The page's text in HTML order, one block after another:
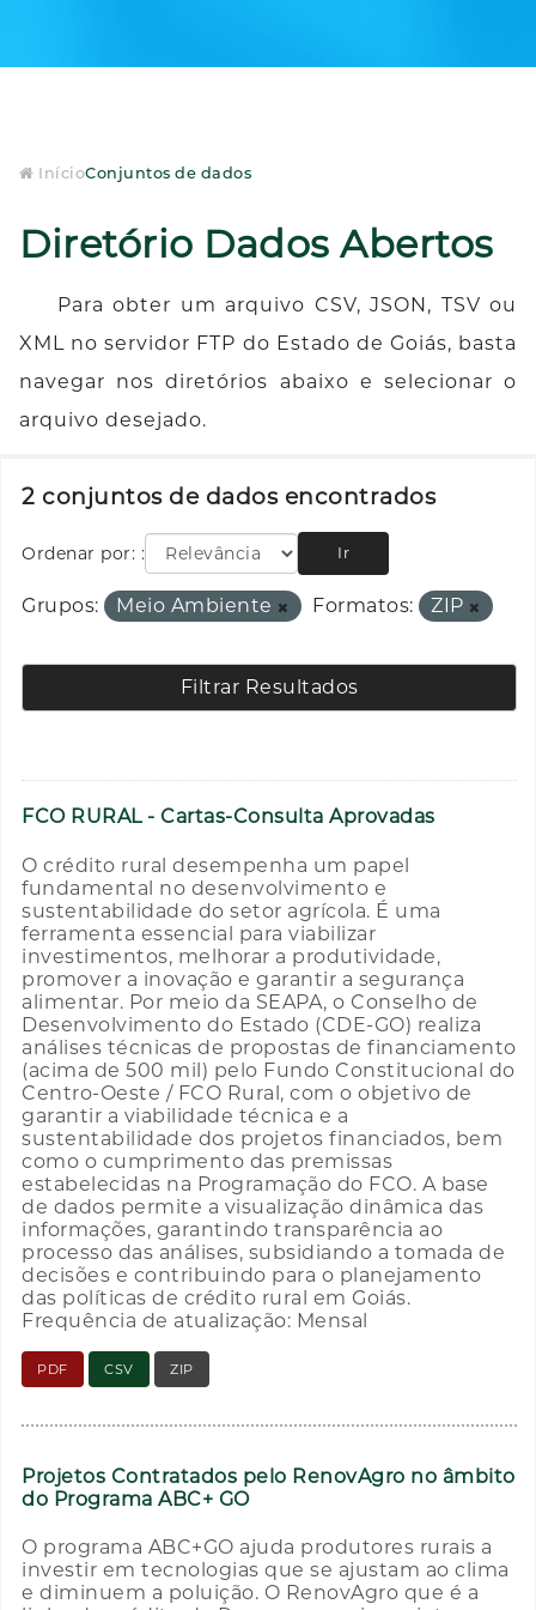
InícioConjuntos de dados
Diretório Dados Abertos
Para obter um arquivo CSV, JSON, TSV ou
XML no servidor FTP do Estado de Goiás, basta
navegar nos diretórios abaixo e selecionar o
arquivo desejado.
2 conjuntos de dados encontrados
Ordenar por: Ir
Grupos: Meio Ambiente Formatos: ZIP
Filtrar Resultados
FCO RURAL - Cartas-Consulta Aprovadas
O crédito rural desempenha um papel
fundamental no desenvolvimento e
sustentabilidade do setor agrícola. É uma
ferramenta essencial para viabilizar
investimentos, melhorar a produtividade,
promover a inovação e garantir a segurança
alimentar. Por meio da SEAPA, o Conselho de
Desenvolvimento do Estado (CDE-GO) realiza
análises técnicas de propostas de financiamento
(acima de 500 mil) pelo Fundo Constitucional do
Centro-Oeste / FCO Rural, com o objetivo de
garantir a viabilidade técnica e a
sustentabilidade dos projetos financiados, bem
como o cumprimento das premissas
estabelecidas na Programação do FCO. A base
de dados permite a visualização dinâmica das
informações, garantindo transparência ao
processo das análises, subsidiando a tomada de
decisões e contribuindo para o planejamento
das políticas de crédito rural em Goiás.
Frequência de atualização: Mensal
PDF CSV ZIP
Projetos Contratados pelo RenovAgro no âmbito
do Programa ABC+ GO
O programa ABC+GO ajuda produtores rurais a
investir em tecnologias que se ajustam ao clima
e diminuem a poluição. O RenovAgro que é a